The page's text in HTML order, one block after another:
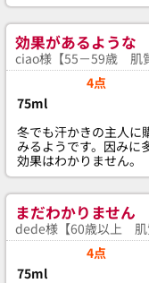
効果があるような
ciao様【55－59歳 肌
4点
75ml
冬でも汗かきの主人に
みるようです。因みに
効果はわかりません。
まだわかりません
dede様【60歳以上 肌
4点
75ml